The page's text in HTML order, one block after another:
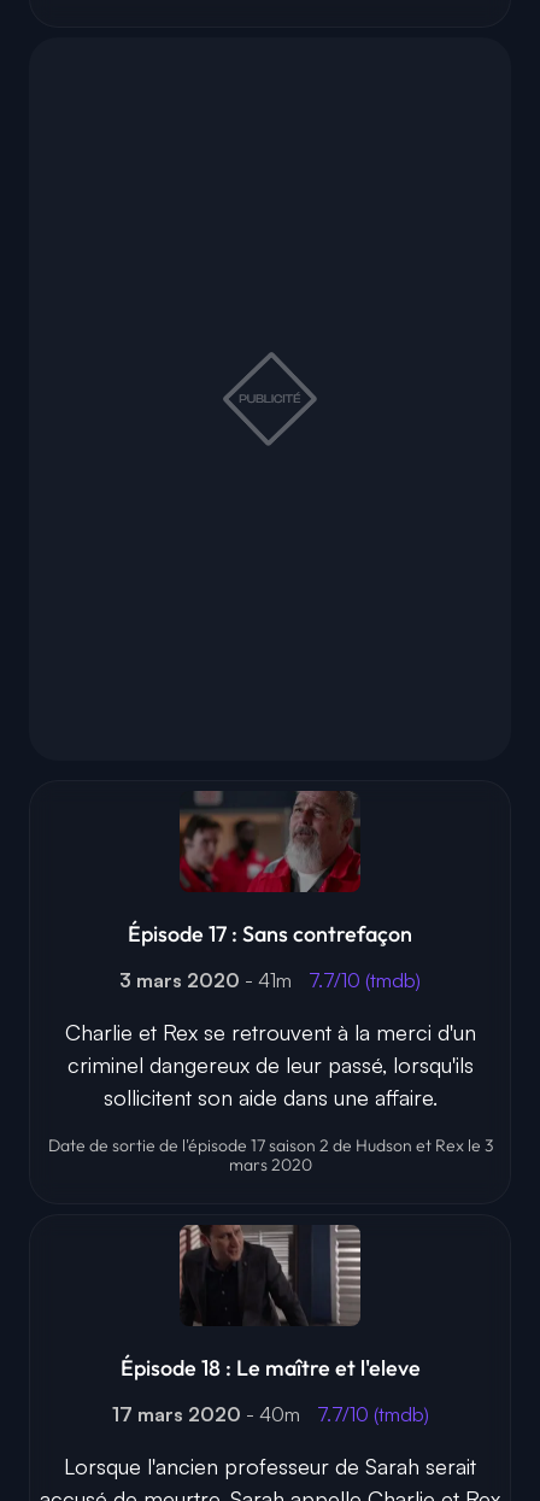
Épisode 17 : Sans contrefaçon
3 mars 2020 - 41m 7.7/10 (tmdb)
Charlie et Rex se retrouvent à la merci d'un
criminel dangereux de leur passé, lorsqu'ils
sollicitent son aide dans une affaire.
Date de sortie de l'épisode 17 saison 2 de Hudson et Rex le 3
mars 2020
Épisode 18 : Le maître et l'eleve
17 mars 2020 - 40m 7.7/10 (tmdb)
Lorsque l'ancien professeur de Sarah serait